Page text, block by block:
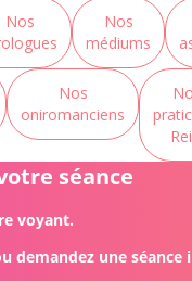
Nos
Nos
médiums
Nos
oniromanciens
séance
voyant.
demandez une